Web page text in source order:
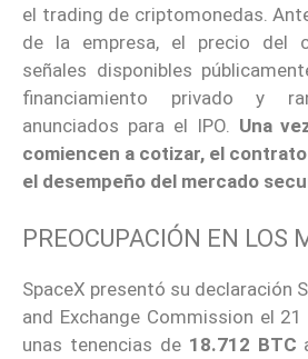
el trading de criptomonedas.
de la empresa, el precio del
señales disponibles
financiamiento privado y
anunciados para el IPO. Una
comiencen a cotizar, el
el desempeño del mercado
PREOCUPACIÓN EN LOS
SpaceX presentó su declaración
and Exchange Commission el
unas tenencias de 18.712 BTC